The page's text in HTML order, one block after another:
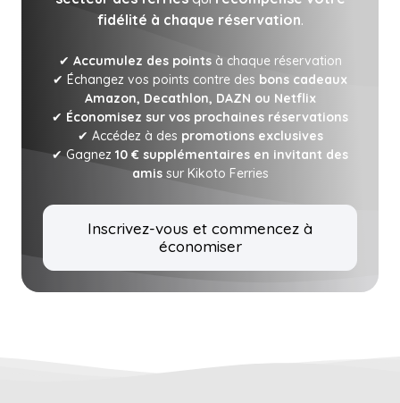
fidélité à chaque réservation.
✔ Accumulez des pointsà chaque réservation
✔ Échangez vos points contre des bons cadeaux
Amazon, Decathlon, DAZN ou Netflix
✔ Économisez sur vos prochaines réservations
✔ Accédez à des promotions exclusives
✔ Gagnez 10 € supplémentaires en invitant des
amissur Kikoto Ferries
Inscrivez-vous et commencez à
économiser